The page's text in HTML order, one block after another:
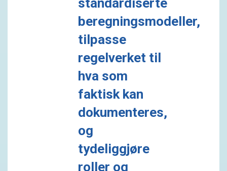
beregningsmodeller,
tilpasse
regelverket til
hva som
faktisk kan
dokumenteres,
og
tydeliggjøre
roller og